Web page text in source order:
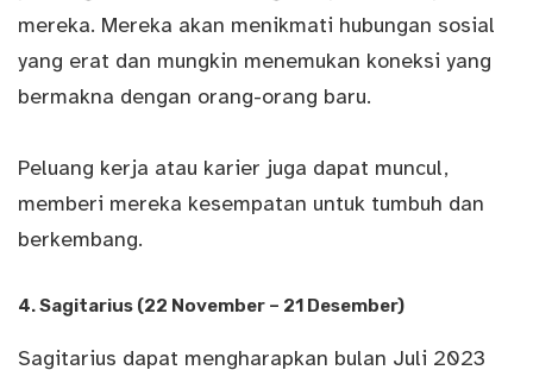
mereka. Mereka akan menikmati hubungan sosial
yang erat dan mungkin menemukan koneksi yang
bermakna dengan orang-orang baru.
Peluang kerja atau karier juga dapat muncul,
memberi mereka kesempatan untuk tumbuh dan
berkembang.
4. Sagitarius (22 November – 21 Desember)
Sagitarius dapat mengharapkan bulan Juli 2023